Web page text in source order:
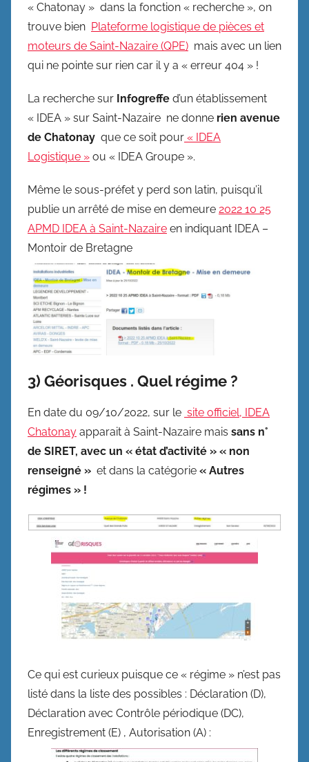
« Chatonay » dans la fonction « recherche », on
trouve bien Plateforme logistique de pièces et
moteurs de Saint-Nazaire (QPE) mais avec un lien
qui ne pointe sur rien car il y a « erreur 404 » !
La recherche sur Infogreffe d’un établissement
« IDEA » sur Saint-Nazaire ne donne rien avenue
de Chatonay que ce soit pour « IDEA
Logistique » ou « IDEA Groupe ».
Même le sous-préfet y perd son latin, puisqu’il
publie un arrêté de mise en demeure 2022 10 25
APMD IDEA à Saint-Nazaire en indiquant IDEA –
Montoir de Bretagne
3) Géorisques . Quel régime ?
En date du 09/10/2022, sur le site officiel, IDEA
Chatonay apparait à Saint-Nazaire mais sans n°
de SIRET, avec un « état d’activité » « non
renseigné » et dans la catégorie « Autres
régimes » !
Ce qui est curieux puisque ce « régime » n’est pas
listé dans la liste des possibles : Déclaration (D),
Déclaration avec Contrôle périodique (DC),
Enregistrement (E) , Autorisation (A) :